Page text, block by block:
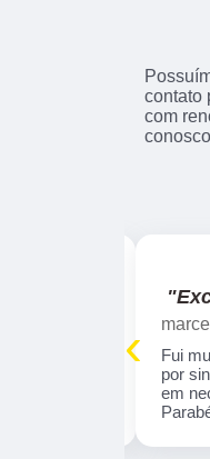
contato
com
Fui
por
em
‹